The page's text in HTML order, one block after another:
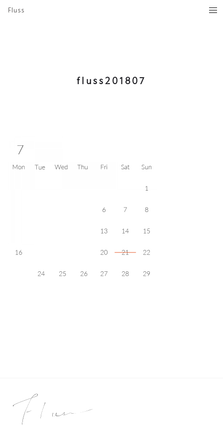
Fluss
fluss201807